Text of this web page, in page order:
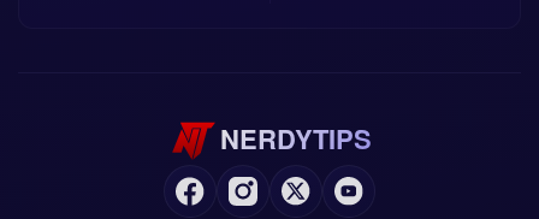
NERDYTIPS